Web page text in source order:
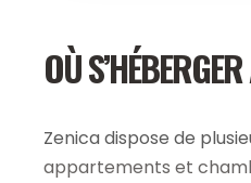
OÙ
Zenica dispose de
appartements et